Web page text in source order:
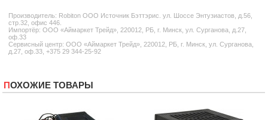
Производитель: Robiton ООО Источник Бэттэрис. ул. Шоссе Энтузиастов, д.56,
стр.32, офис 446.
Импортёр: ООО «Аймаркет Трейд», 220012, РБ, г. Минск, ул. Сурганова, д.27,
оф.33
Сервисный центр: ООО «Аймаркет Трейд», 220012, РБ, г. Минск, ул. Сурганова,
д.27, оф.33, +375 29 344-25-92
ПОХОЖИЕ ТОВАРЫ